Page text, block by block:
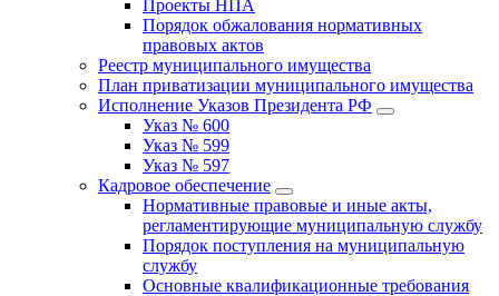
Проекты НПА
Порядок обжалования нормативных
правовых актов
Реестр муниципального имущества
План приватизации муниципального имущества
Исполнение Указов Президента РФ
Указ № 600
Указ № 599
Указ № 597
Кадровое обеспечение
Нормативные правовые и иные акты,
регламентирующие муниципальную службу
Порядок поступления на муниципальную
службу
Основные квалификационные требования